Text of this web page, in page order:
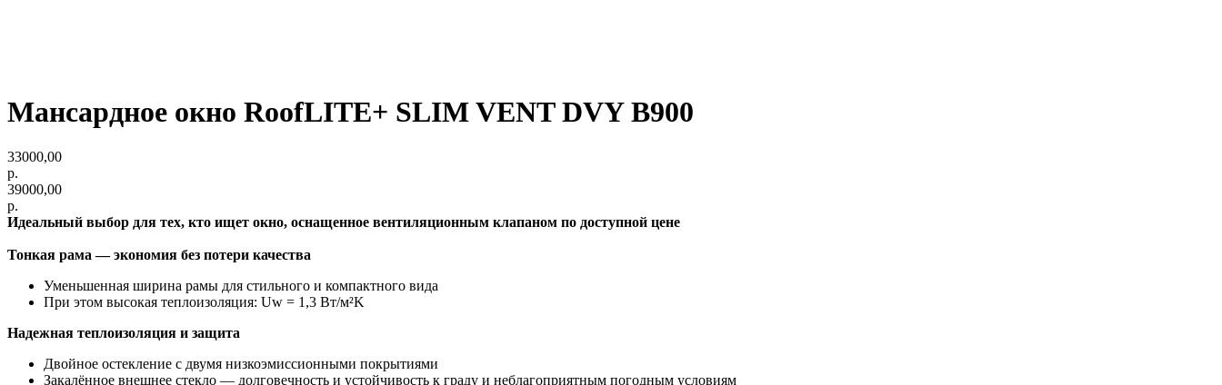
Мансардное окно RoofLITE+ SLIM VENT DVY B900
33000,00
р.
39000,00
р.
Идеальный выбор для тех, кто ищет окно, оснащенное вентиляционным клапаном по доступной цене
Тонкая рама — экономия без потери качества
Уменьшенная ширина рамы для стильного и компактного вида
При этом высокая теплоизоляция: Uw = 1,3 Вт/м²K
Надежная теплоизоляция и защита
Двойное остекление с двумя низкоэмиссионными покрытиями
Закалённое внешнее стекло — долговечность и устойчивость к граду и неблагоприятным погодным условиям